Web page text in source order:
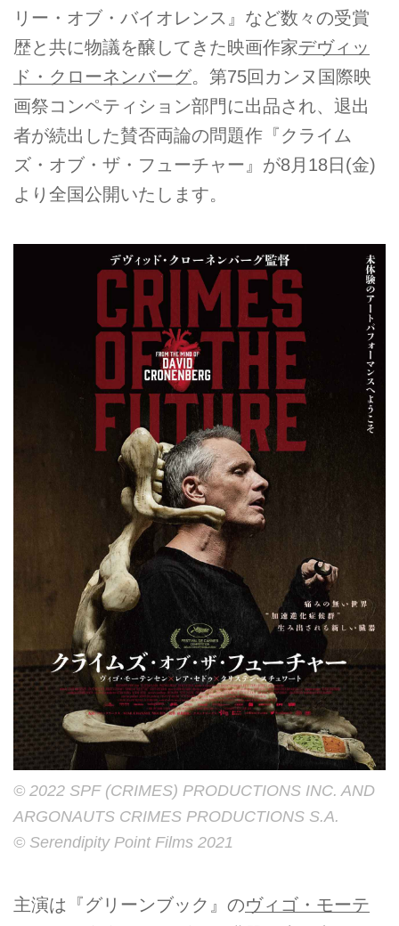
リー・オブ・バイオレンス』など数々の受賞
歴と共に物議を醸してきた映画作家デヴィッ
ド・クローネンバーグ。第75回カンヌ国際映
画祭コンペティション部門に出品され、退出
者が続出した賛否両論の問題作『クライム
ズ・オブ・ザ・フューチャー』が8月18日(金)
より全国公開いたします。
© 2022 SPF (CRIMES) PRODUCTIONS INC. AND
ARGONAUTS CRIMES PRODUCTIONS S.A.
© Serendipity Point Films 2021
主演は『グリーンブック』のヴィゴ・モーテ